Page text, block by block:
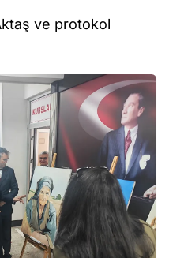
ve protokol